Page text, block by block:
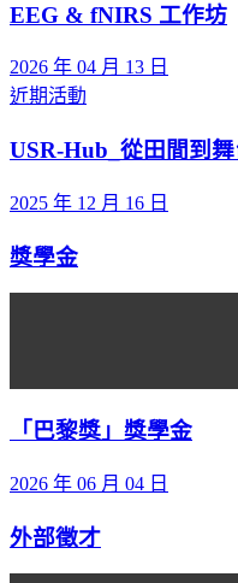
EEG & fNIRS 工作坊
2026 年 04 月 13 日
近期活動
USR-Hub_從田間到
2025 年 12 月 16 日
獎學金
「巴黎獎」獎學金
2026 年 06 月 04 日
外部徵才